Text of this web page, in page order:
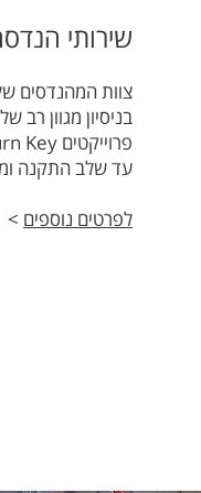
שירותי
צוות המהנדסים
בניסיון מגוון רב
עד שלב התקנה
לפרטים נוספים >